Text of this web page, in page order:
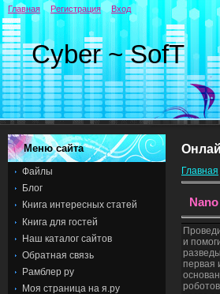
Cyber ~ SofT
Главная Регистрация Вход
Меню сайта
Файлы
Блог
Книга интересных статей
Книга для гостей
Наш каталог сайтов
Обратная связь
Рамблер ру
Моя страница на я.ру
Главная
и
первая